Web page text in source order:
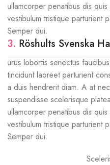
ullamcorper penatibus dis
vestibulum tristique parturient
Semper dui.
3. Röshults Svenska
urus lobortis senectus
tincidunt laoreet parturient
a duis hendrerit diam. A at
suspendisse scelerisque
ullamcorper penatibus dis
vestibulum tristique parturient
Semper dui.